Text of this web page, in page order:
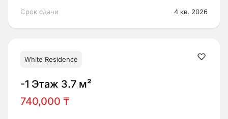
Срок сдачи 4 кв. 2026
White Residence
-1 Этаж 3.7 м²
740,000 ₸